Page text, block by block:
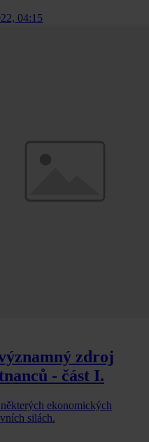
04:15
zdroj
- část I.
ekonomických
silách.